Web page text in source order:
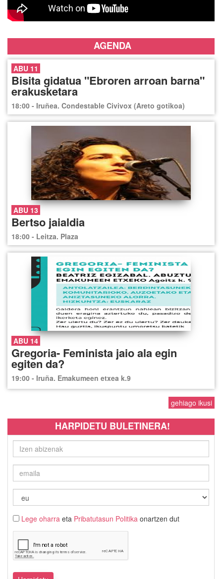
AGENDA
ABU 11
Bisita gidatua "Ebroren arroan barna"
erakusketara
18:00 - Iruñea. Condestable Civivox (Areto gotikoa)
ABU 13
Bertso jaialdia
18:00 - Leitza. Plaza
ABU 14
Gregoria- Feminista jaio ala egin
egiten da?
19:00 - Iruña. Emakumeen etxea k.9
gehiago ikusi
HARPIDETU BULETINERA!
Lege oharra eta Pribatutasun Politika onartzen dut